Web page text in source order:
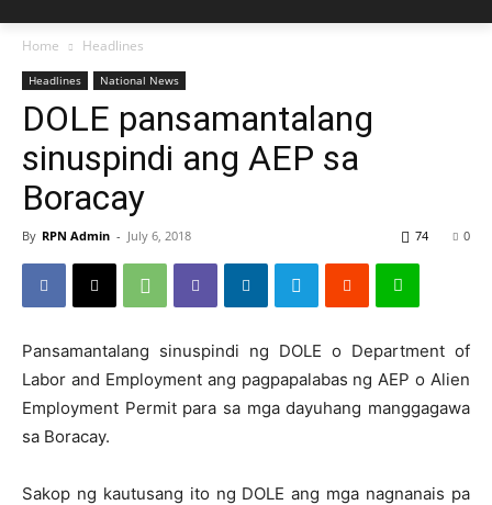
Home Headlines
Headlines National News
DOLE pansamantalang
sinuspindi ang AEP sa
Boracay
By RPN Admin - July 6, 2018 0
74
Pansamantalang sinuspindi ng DOLE o Department of
Labor and Employment ang pagpapalabas ng AEP o Alien
Employment Permit para sa mga dayuhang manggagawa
sa Boracay.
Sakop ng kautusang ito ng DOLE ang mga nagnanais pa